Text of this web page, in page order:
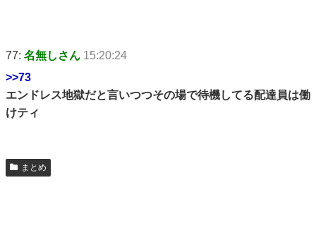
77: 名無しさん 15:20:24
>>73
エンドレス地獄だと言いつつその場で待機してる配達員は働
けティ
まとめ